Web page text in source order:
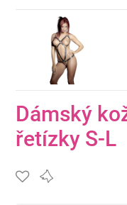
Dámský
řetízky S-L